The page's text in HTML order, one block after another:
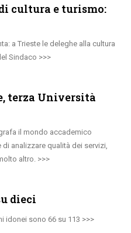
cultura e turismo:
a Trieste le deleghe alla cultura
Sindaco
terza Università
il mondo accademico
analizzare qualità dei servizi,
altro.
dieci
idonei sono 66 su 113